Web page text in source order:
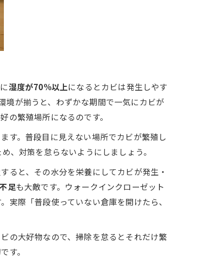
湿度が70%以上になるとカビは発生しやす
境が揃うと、わずかな期間で一気にカビが
繁殖場所になるのです。
す。普段目に見えない場所でカビが繁殖し
、対策を怠らないようにしましょう。
ると、その水分を栄養にしてカビが発生・
足も大敵です。ウォークインクローゼット
実際「普段使っていない倉庫を開けたら、
の大好物なので、掃除を怠るとそれだけ繁
す。